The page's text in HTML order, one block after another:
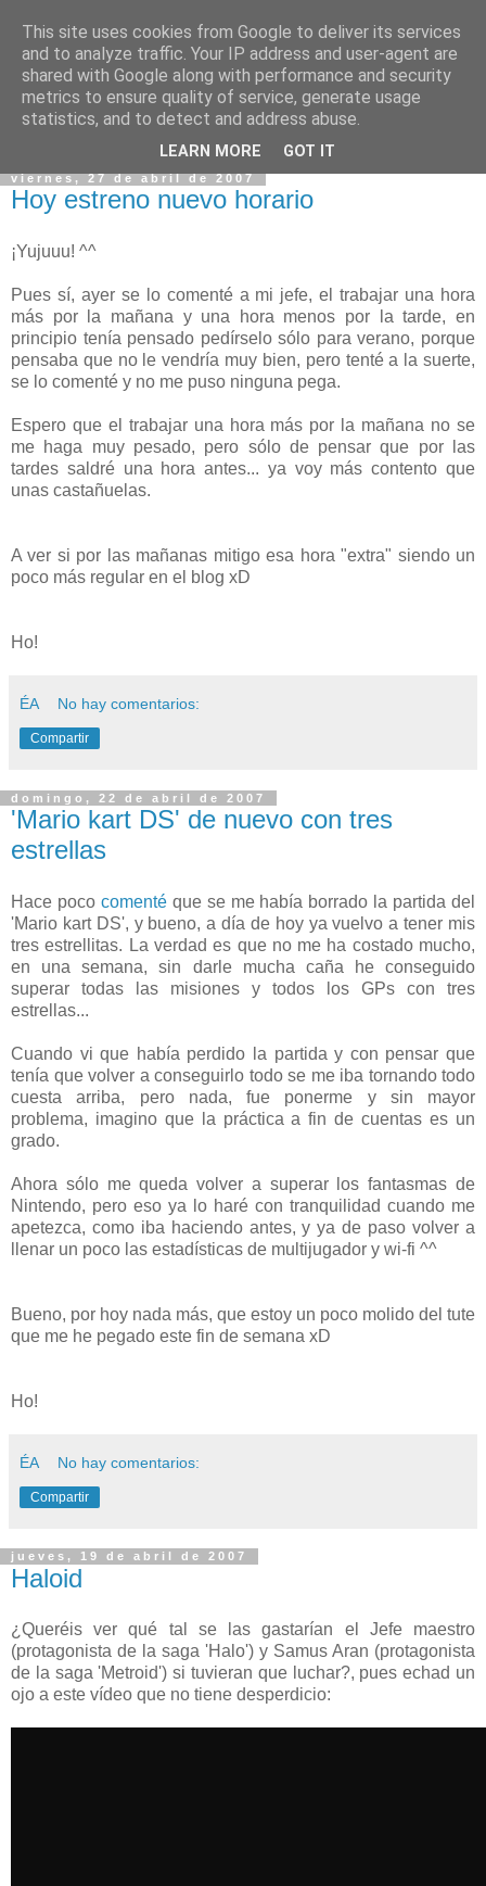
viernes, 27 de abril de 2007
Hoy estreno nuevo horario
¡Yujuuu! ^^
Pues sí, ayer se lo comenté a mi jefe, el trabajar una hora
más por la mañana y una hora menos por la tarde, en
principio tenía pensado pedírselo sólo para verano, porque
pensaba que no le vendría muy bien, pero tenté a la suerte,
se lo comenté y no me puso ninguna pega.
Espero que el trabajar una hora más por la mañana no se
me haga muy pesado, pero sólo de pensar que por las
tardes saldré una hora antes... ya voy más contento que
unas castañuelas.
A ver si por las mañanas mitigo esa hora "extra" siendo un
poco más regular en el blog xD
Ho!
ÉA No hay comentarios:
Compartir
domingo, 22 de abril de 2007
'Mario kart DS' de nuevo con tres
estrellas
Hace poco comentéque se me había borrado la partida del
'Mario kart DS', y bueno, a día de hoy ya vuelvo a tener mis
tres estrellitas. La verdad es que no me ha costado mucho,
en una semana, sin darle mucha caña he conseguido
superar todas las misiones y todos los GPs con tres
estrellas...
Cuando vi que había perdido la partida y con pensar que
tenía que volver a conseguirlo todo se me iba tornando todo
cuesta arriba, pero nada, fue ponerme y sin mayor
problema, imagino que la práctica a fin de cuentas es un
grado.
Ahora sólo me queda volver a superar los fantasmas de
Nintendo, pero eso ya lo haré con tranquilidad cuando me
apetezca, como iba haciendo antes, y ya de paso volver a
llenar un poco las estadísticas de multijugador y wi-fi ^^
Bueno, por hoy nada más, que estoy un poco molido del tute
que me he pegado este fin de semana xD
Ho!
ÉA No hay comentarios:
Compartir
jueves, 19 de abril de 2007
Haloid
¿Queréis ver qué tal se las gastarían el Jefe maestro
(protagonista de la saga 'Halo') y Samus Aran (protagonista
de la saga 'Metroid') si tuvieran que luchar?, pues echad un
ojo a este vídeo que no tiene desperdicio:
This site uses cookies from Google to deliver its services
and to analyze traffic. Your IP address and user-agent are
shared with Google along with performance and security
metrics to ensure quality of service, generate usage
statistics, and to detect and address abuse.
LEARN MORE GOT IT